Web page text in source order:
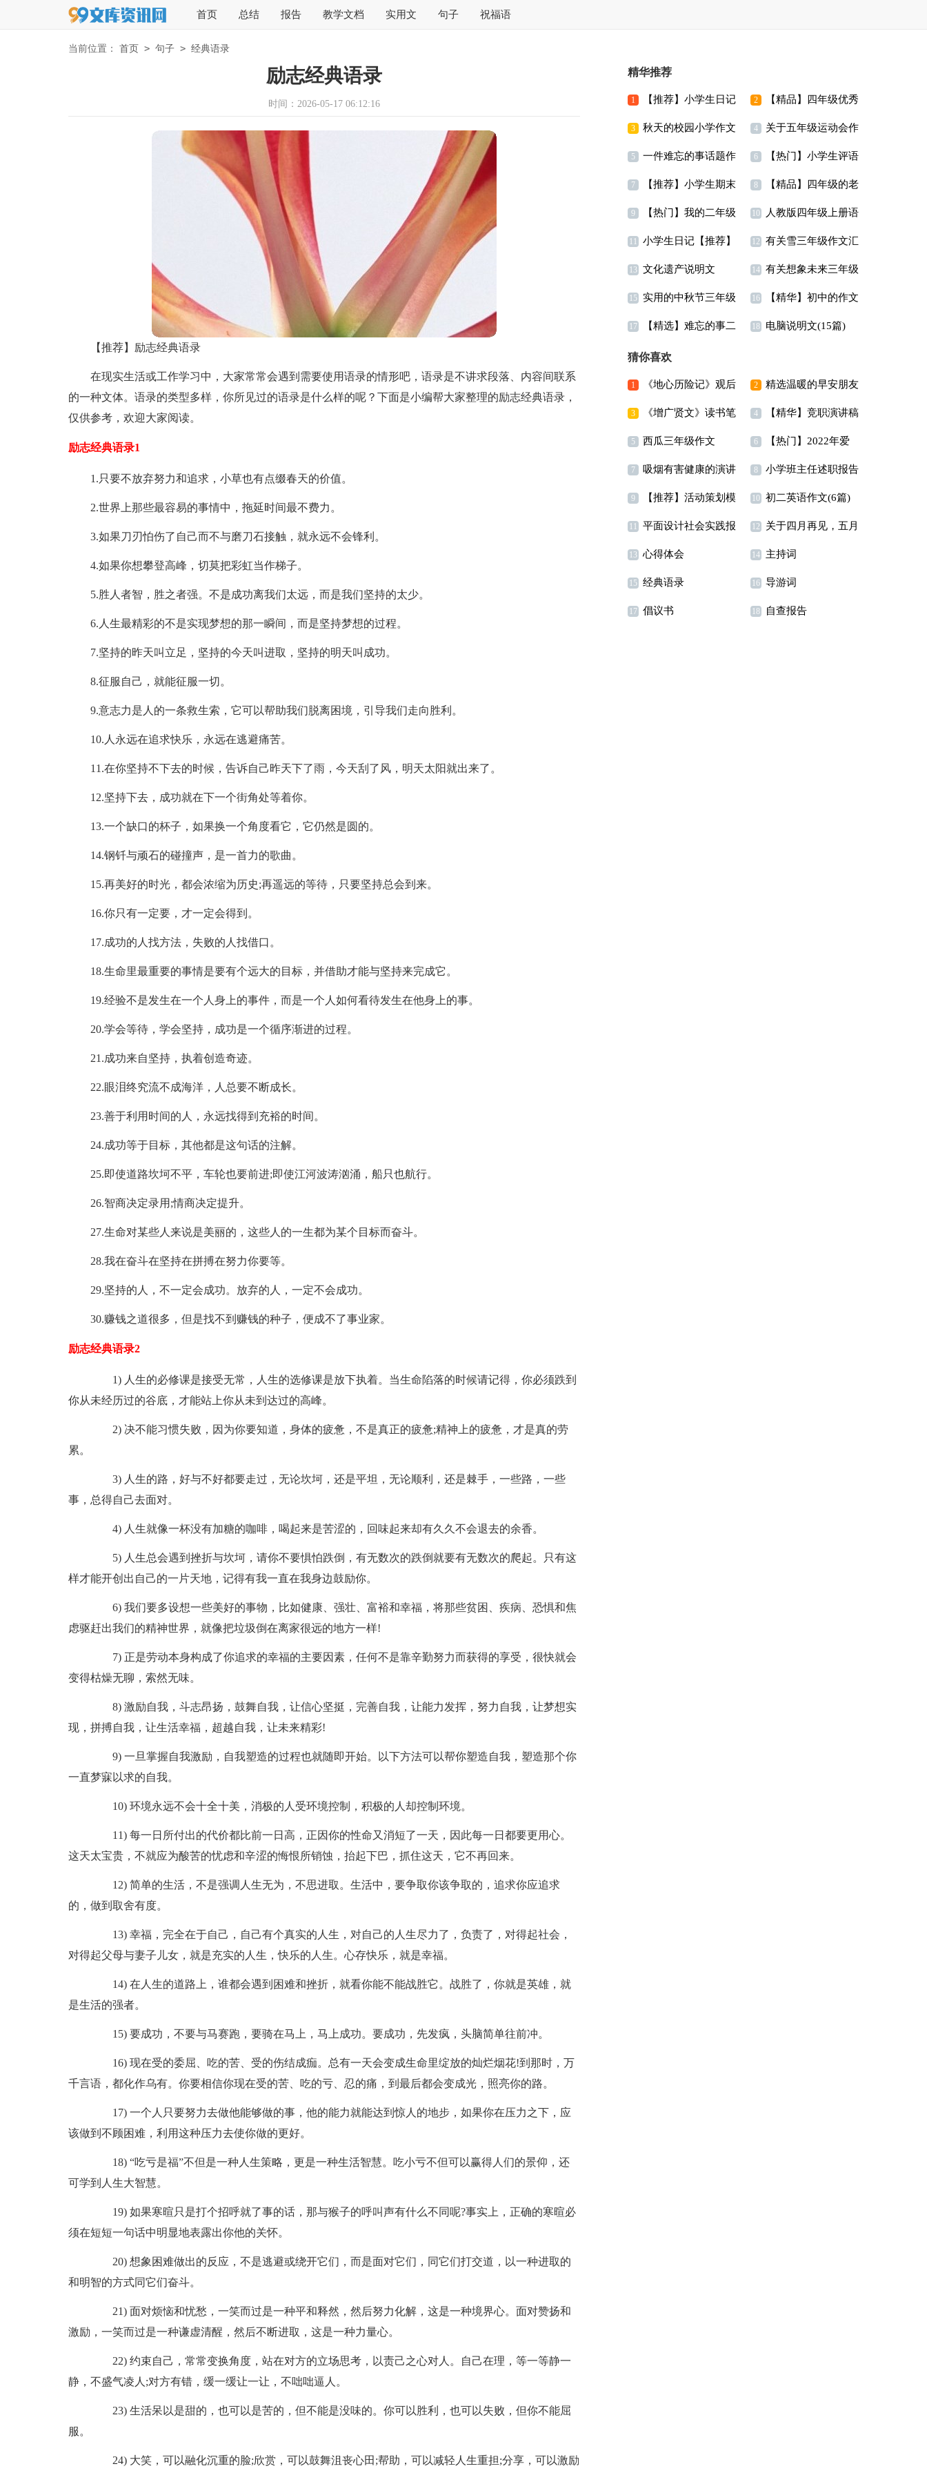
首页 总结 报告 教学文档 实用文 句子 祝福语
当前位置： 首页 > 句子 > 经典语录
励志经典语录
时间：2026-05-17 06:12:16
【推荐】励志经典语录
在现实生活或工作学习中，大家常常会遇到需要使用语录的情形吧，语录是不讲求段落、内容间联系
的一种文体。语录的类型多样，你所见过的语录是什么样的呢？下面是小编帮大家整理的励志经典语录，
仅供参考，欢迎大家阅读。
励志经典语录1
1.只要不放弃努力和追求，小草也有点缀春天的价值。
2.世界上那些最容易的事情中，拖延时间最不费力。
3.如果刀刃怕伤了自己而不与磨刀石接触，就永远不会锋利。
4.如果你想攀登高峰，切莫把彩虹当作梯子。
5.胜人者智，胜之者强。不是成功离我们太远，而是我们坚持的太少。
6.人生最精彩的不是实现梦想的那一瞬间，而是坚持梦想的过程。
7.坚持的昨天叫立足，坚持的今天叫进取，坚持的明天叫成功。
8.征服自己，就能征服一切。
9.意志力是人的一条救生索，它可以帮助我们脱离困境，引导我们走向胜利。
10.人永远在追求快乐，永远在逃避痛苦。
11.在你坚持不下去的时候，告诉自己昨天下了雨，今天刮了风，明天太阳就出来了。
12.坚持下去，成功就在下一个街角处等着你。
13.一个缺口的杯子，如果换一个角度看它，它仍然是圆的。
14.钢钎与顽石的碰撞声，是一首力的歌曲。
15.再美好的时光，都会浓缩为历史;再遥远的等待，只要坚持总会到来。
16.你只有一定要，才一定会得到。
17.成功的人找方法，失败的人找借口。
18.生命里最重要的事情是要有个远大的目标，并借助才能与坚持来完成它。
19.经验不是发生在一个人身上的事件，而是一个人如何看待发生在他身上的事。
20.学会等待，学会坚持，成功是一个循序渐进的过程。
21.成功来自坚持，执着创造奇迹。
22.眼泪终究流不成海洋，人总要不断成长。
23.善于利用时间的人，永远找得到充裕的时间。
24.成功等于目标，其他都是这句话的注解。
25.即使道路坎坷不平，车轮也要前进;即使江河波涛汹涌，船只也航行。
26.智商决定录用;情商决定提升。
27.生命对某些人来说是美丽的，这些人的一生都为某个目标而奋斗。
28.我在奋斗在坚持在拼搏在努力你要等。
29.坚持的人，不一定会成功。放弃的人，一定不会成功。
30.赚钱之道很多，但是找不到赚钱的种子，便成不了事业家。
励志经典语录2
1) 人生的必修课是接受无常，人生的选修课是放下执着。当生命陷落的时候请记得，你必须跌到
你从未经历过的谷底，才能站上你从未到达过的高峰。
2) 决不能习惯失败，因为你要知道，身体的疲惫，不是真正的疲惫;精神上的疲惫，才是真的劳
累。
3) 人生的路，好与不好都要走过，无论坎坷，还是平坦，无论顺利，还是棘手，一些路，一些
事，总得自己去面对。
4) 人生就像一杯没有加糖的咖啡，喝起来是苦涩的，回味起来却有久久不会退去的余香。
5) 人生总会遇到挫折与坎坷，请你不要惧怕跌倒，有无数次的跌倒就要有无数次的爬起。只有这
样才能开创出自己的一片天地，记得有我一直在我身边鼓励你。
6) 我们要多设想一些美好的事物，比如健康、强壮、富裕和幸福，将那些贫困、疾病、恐惧和焦
虑驱赶出我们的精神世界，就像把垃圾倒在离家很远的地方一样!
7) 正是劳动本身构成了你追求的幸福的主要因素，任何不是靠辛勤努力而获得的享受，很快就会
变得枯燥无聊，索然无味。
8) 激励自我，斗志昂扬，鼓舞自我，让信心坚挺，完善自我，让能力发挥，努力自我，让梦想实
现，拼搏自我，让生活幸福，超越自我，让未来精彩!
9) 一旦掌握自我激励，自我塑造的过程也就随即开始。以下方法可以帮你塑造自我，塑造那个你
一直梦寐以求的自我。
10) 环境永远不会十全十美，消极的人受环境控制，积极的人却控制环境。
11) 每一日所付出的代价都比前一日高，正因你的性命又消短了一天，因此每一日都要更用心。
这天太宝贵，不就应为酸苦的忧虑和辛涩的悔恨所销蚀，抬起下巴，抓住这天，它不再回来。
12) 简单的生活，不是强调人生无为，不思进取。生活中，要争取你该争取的，追求你应追求
的，做到取舍有度。
13) 幸福，完全在于自己，自己有个真实的人生，对自己的人生尽力了，负责了，对得起社会，
对得起父母与妻子儿女，就是充实的人生，快乐的人生。心存快乐，就是幸福。
14) 在人生的道路上，谁都会遇到困难和挫折，就看你能不能战胜它。战胜了，你就是英雄，就
是生活的强者。
15) 要成功，不要与马赛跑，要骑在马上，马上成功。要成功，先发疯，头脑简单往前冲。
16) 现在受的委屈、吃的苦、受的伤结成痂。总有一天会变成生命里绽放的灿烂烟花!到那时，万
千言语，都化作乌有。你要相信你现在受的苦、吃的亏、忍的痛，到最后都会变成光，照亮你的路。
17) 一个人只要努力去做他能够做的事，他的能力就能达到惊人的地步，如果你在压力之下，应
该做到不顾困难，利用这种压力去使你做的更好。
18) “吃亏是福”不但是一种人生策略，更是一种生活智慧。吃小亏不但可以赢得人们的景仰，还
可学到人生大智慧。
19) 如果寒暄只是打个招呼就了事的话，那与猴子的呼叫声有什么不同呢?事实上，正确的寒暄必
须在短短一句话中明显地表露出你他的关怀。
20) 想象困难做出的反应，不是逃避或绕开它们，而是面对它们，同它们打交道，以一种进取的
和明智的方式同它们奋斗。
21) 面对烦恼和忧愁，一笑而过是一种平和释然，然后努力化解，这是一种境界心。面对赞扬和
激励，一笑而过是一种谦虚清醒，然后不断进取，这是一种力量心。
22) 约束自己，常常变换角度，站在对方的立场思考，以责己之心对人。自己在理，等一等静一
静，不盛气凌人;对方有错，缓一缓让一让，不咄咄逼人。
23) 生活呆以是甜的，也可以是苦的，但不能是没味的。你可以胜利，也可以失败，但你不能屈
服。
24) 大笑，可以融化沉重的脸;欣赏，可以鼓舞沮丧心田;帮助，可以减轻人生重担;分享，可以激励
精华推荐
1 【推荐】小学生日记 2 【精品】四年级优秀
作文锦集八篇
3 秋天的校园小学作文 4 关于五年级运动会作
文汇编九篇
5 一件难忘的事话题作
文
6 【热门】小学生评语
7 【推荐】小学生期末
评语
8 【精品】四年级的老
师的作文合集十篇
9 【热门】我的二年级
作文300字锦集10篇
10 人教版四年级上册语
文教学计划
11 小学生日记【推荐】 12 有关雪三年级作文汇
编9篇
13 文化遗产说明文 14 有关想象未来三年级
作文300字三篇
15 实用的中秋节三年级
作文七篇
16 【精华】初中的作文
300字锦集9篇
17 【精选】难忘的事二
年级作文300字锦集8篇
18 电脑说明文(15篇)
猜你喜欢
1 《地心历险记》观后
感
2 精选温暖的早安朋友
圈问候语摘录52条
3 《增广贤文》读书笔
记
4 【精华】竞职演讲稿
四篇
5 西瓜三年级作文 6 【热门】2022年爱
情唯美句子汇总55句
7 吸烟有害健康的演讲
稿3篇
8 小学班主任述职报告
9 【推荐】活动策划模
板集锦8篇
10 初二英语作文(6篇)
11 平面设计社会实践报
告(7篇)
12 关于四月再见，五月
你好句子座右铭汇总
（精选80句）
13 心得体会 14 主持词
15 经典语录 16 导游词
17 倡议书 18 自查报告